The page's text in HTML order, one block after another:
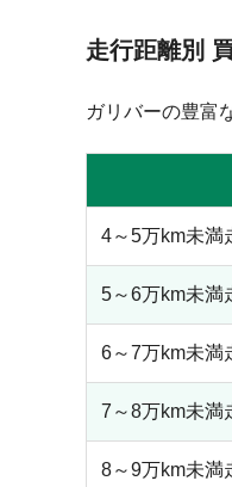
走行距離別
ガリバーの豊富
4～5万km未満
5～6万km未満
6～7万km未満
7～8万km未満
8～9万km未満